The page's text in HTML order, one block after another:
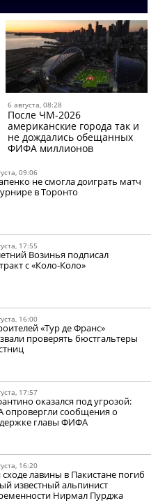
6 августа, 08:28
После ЧМ-2026
американские города так и
не дождались обещанных
ФИФА миллионов
09:06
не смогла доиграть матч
в Торонто
17:55
Возинья подписал
с «Коло-Коло»
16:00
«Тур де Франс»
проверять бюстгальтеры
17:57
оказался под угрозой:
опровергли сообщения о
главы ФИФА
16:20
лавины в Пакистане погиб
известный альпинист
Нирмал Пурджа